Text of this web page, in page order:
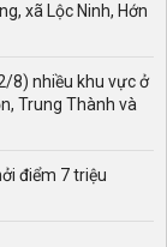
xã Lộc Ninh, Hớn
8) nhiều khu vực ở
Trung Thành và
điểm 7 triệu